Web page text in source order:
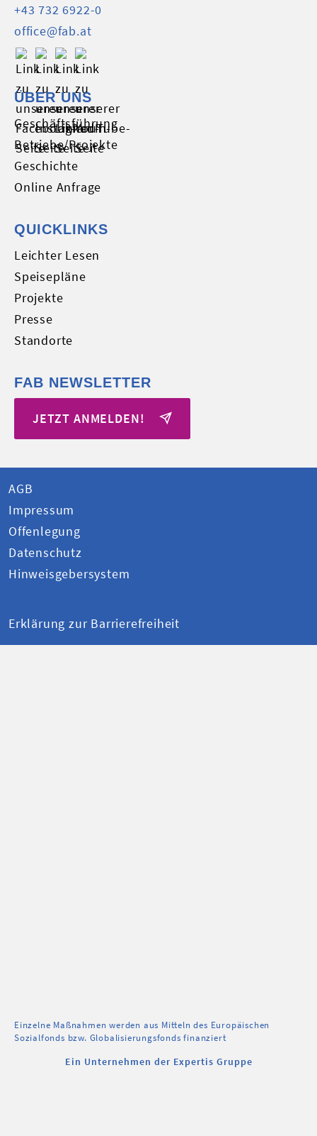
+43 732 6922-0
office@fab.at
ÜBER UNS
Geschäftsführung
Betriebe/Projekte
Geschichte
Online Anfrage
QUICKLINKS
Leichter Lesen
Speisepläne
Projekte
Presse
Standorte
FAB NEWSLETTER
JETZT ANMELDEN!
AGB
Impressum
Offenlegung
Datenschutz
Hinweisgebersystem
Erklärung zur Barrierefreiheit
Einzelne Maßnahmen werden aus Mitteln des Europäischen
Sozialfonds bzw. Globalisierungsfonds finanziert
Ein Unternehmen der Expertis Gruppe